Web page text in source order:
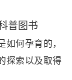
结果。只以
之偏颇。那
寻地外生命
程中，我们
普图书
何孕育的，
探索以及取得